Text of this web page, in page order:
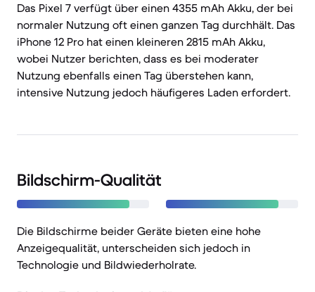
Das Pixel 7 verfügt über einen 4355 mAh Akku, der bei
normaler Nutzung oft einen ganzen Tag durchhält. Das
iPhone 12 Pro hat einen kleineren 2815 mAh Akku,
wobei Nutzer berichten, dass es bei moderater
Nutzung ebenfalls einen Tag überstehen kann,
intensive Nutzung jedoch häufigeres Laden erfordert.
Bildschirm-Qualität
Die Bildschirme beider Geräte bieten eine hohe
Anzeigequalität, unterscheiden sich jedoch in
Technologie und Bildwiederholrate.